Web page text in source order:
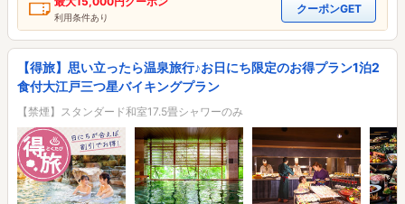
利用条件あり
クーポンGET
【得旅】思い立ったら温泉旅行♪お日にち限定のお得プラン1泊2
食付大江戸三つ星バイキングプラン
【禁煙】スタンダード和室17.5畳シャワーのみ